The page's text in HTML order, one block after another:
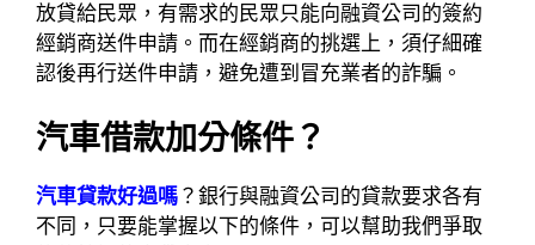
放貸給民眾，有需求的民眾只能向融資公司的簽約
經銷商送件申請。而在經銷商的挑選上，須仔細確
認後再行送件申請，避免遭到冒充業者的詐騙。
汽車借款加分條件？
汽車貸款好過嗎 ？銀行與融資公司的貸款要求各有
不同，只要能掌握以下的條件，可以幫助我們爭取